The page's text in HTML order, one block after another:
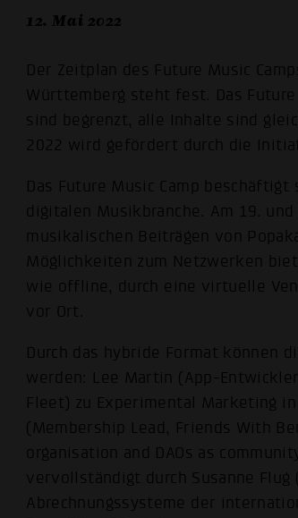
12. Mai 2022
Der Zeitplan des Future Music
Württemberg steht fest. Das
sind begrenzt, alle Inhalte sind
2022 wird gefördert durch die
Das Future Music Camp
digitalen Musikbranche. Am 19.
musikalischen Beiträgen von
Möglichkeiten zum Netzwerken
wie offline, durch eine virtuelle
vor Ort.
Durch das hybride Format können
werden: Lee Martin (App-
Fleet) zu Experimental Marketing
(Membership Lead, Friends With
organisation and DAOs as
vervollständigt durch Susanne Flug
Abrechnungssysteme der